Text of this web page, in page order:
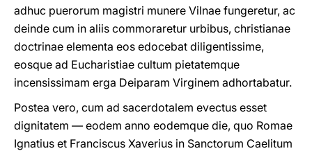
adhuc puerorum magistri munere Vilnae fungeretur, ac
deinde cum in aliis commoraretur urbibus, christianae
doctrinae elementa eos edocebat diligentissime,
eosque ad Eucharistiae cultum pietatemque
incensissimam erga Deiparam Virginem adhortabatur.
Postea vero, cum ad sacerdotalem evectus esset
dignitatem — eodem anno eodemque die, quo Romae
Ignatius et Franciscus Xaverius in Sanctorum Caelitum